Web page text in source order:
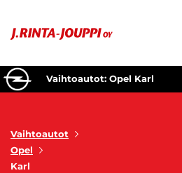
Vaihtoautot: Opel Karl
Vaihtoautot
Opel
Karl